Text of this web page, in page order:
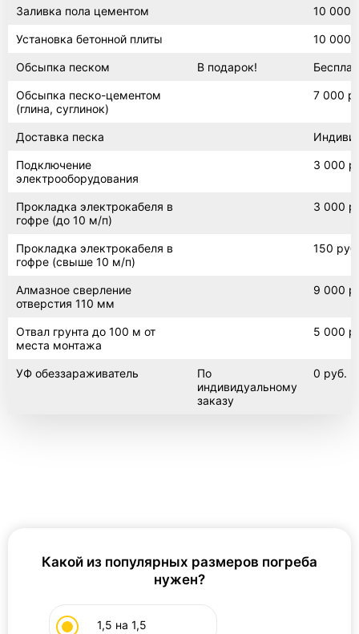
Погреб винный
Погреб 2х4
Погреб 3х3
Погреб 3х4
Заливка пола цементом 10 000
Установка бетонной плиты 10 000
Обсыпка песком В подарок!
Обсыпка песко-цементом
(глина, суглинок)
7 000
Доставка песка
Подключение
электрооборудования
3 000
Прокладка электрокабеля в
гофре (до 10 м/п)
3 000
Прокладка электрокабеля в
гофре (свыше 10 м/п)
150 руб.
Алмазное сверление
отверстия 110 мм
9 000
Отвал грунта до 100 м от
места монтажа
5 000
УФ обеззараживатель
По
индивидуальному
заказу
0 руб.
Какой из популярных размеров погреба
нужен?
1,5 на 1,5